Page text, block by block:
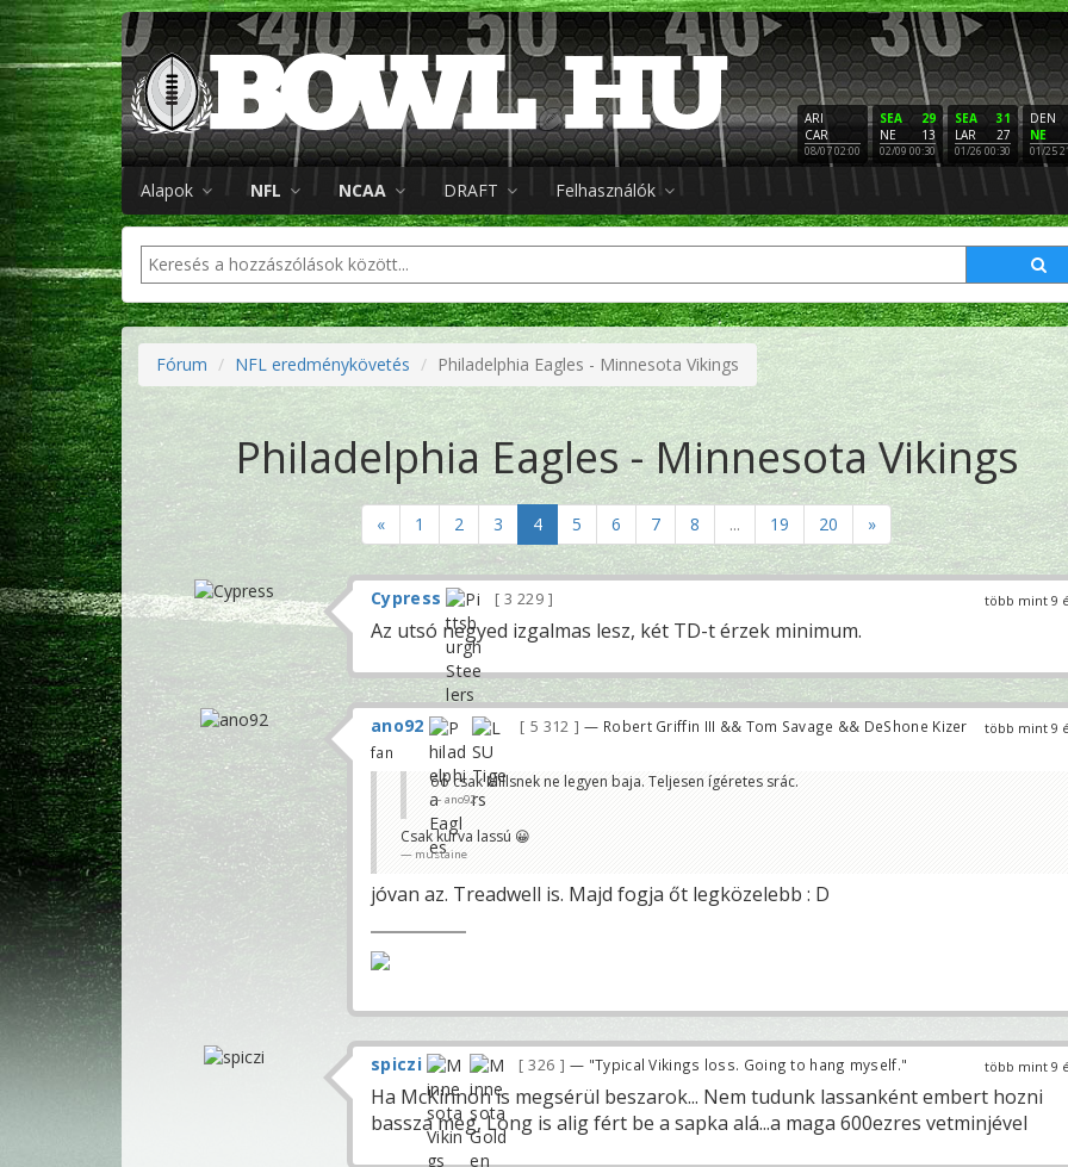
ARI
CAR
08/07 02:00
29
SEA
13
NE
02/09 00:30
31
SEA
27
LAR
01/26 00:30
DEN
NE
01/25
Alapok NFL NCAA DRAFT Felhasználók
Fórum NFL eredménykövetés Philadelphia Eagles - Minnesota Vikings
Philadelphia Eagles - Minnesota Vikings
« 1 2 3 4 5 6 7 8 ... 19 20 »
több mint 9
Cypress 3 229
Az utsó negyed izgalmas lesz, két TD-t érzek minimum.
több mint 9
ano92 5 312
— Robert Griffin III && Tom Savage && DeShone Kizer
fan
óó csak Millsnek ne legyen baja. Teljesen ígéretes srác.
ano92
Csak kurva lassú 😀
mustaine
jóvan az. Treadwell is. Majd fogja őt legközelebb : D
több mint 9
spiczi 326 — "Typical Vikings loss. Going to hang myself."
Ha McKinnon is megsérül beszarok... Nem tudunk lassanként embert hozni
bassza meg, Long is alig fért be a sapka alá...a maga 600ezres vetminjével